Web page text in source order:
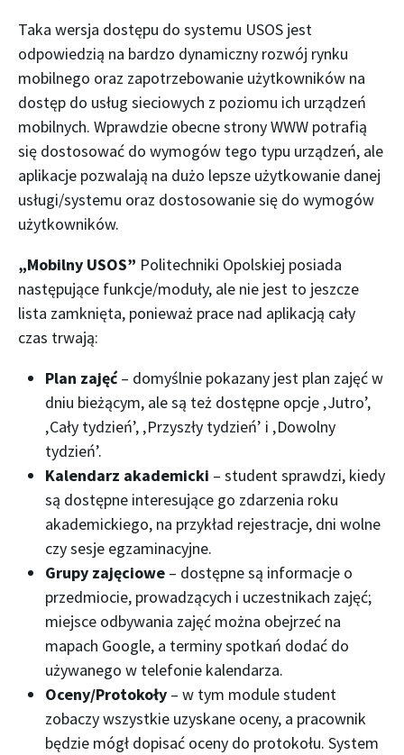
Taka wersja dostępu do systemu USOS jest
odpowiedzią na bardzo dynamiczny rozwój rynku
mobilnego oraz zapotrzebowanie użytkowników na
dostęp do usług sieciowych z poziomu ich urządzeń
mobilnych. Wprawdzie obecne strony WWW potrafią
się dostosować do wymogów tego typu urządzeń, ale
aplikacje pozwalają na dużo lepsze użytkowanie danej
usługi/systemu oraz dostosowanie się do wymogów
użytkowników.
„Mobilny USOS” Politechniki Opolskiej posiada
następujące funkcje/moduły, ale nie jest to jeszcze
lista zamknięta, ponieważ prace nad aplikacją cały
czas trwają:
Plan zajęć– domyślnie pokazany jest plan zajęć w
dniu bieżącym, ale są też dostępne opcje ‚Jutro’,
‚Cały tydzień’, ‚Przyszły tydzień’ i ‚Dowolny
tydzień’.
Kalendarz akademicki – student sprawdzi, kiedy
są dostępne interesujące go zdarzenia roku
akademickiego, na przykład rejestracje, dni wolne
czy sesje egzaminacyjne.
Grupy zajęciowe – dostępne są informacje o
przedmiocie, prowadzących i uczestnikach zajęć;
miejsce odbywania zajęć można obejrzeć na
mapach Google, a terminy spotkań dodać do
używanego w telefonie kalendarza.
Oceny/Protokoły – w tym module student
zobaczy wszystkie uzyskane oceny, a pracownik
będzie mógł dopisać oceny do protokołu. System